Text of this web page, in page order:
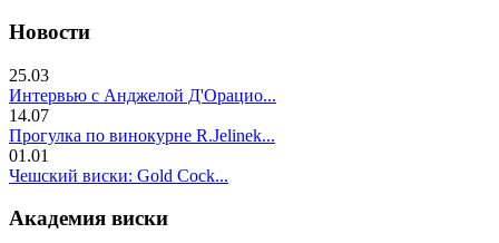
Новости
25.03
Интервью с Анджелой Д'Орацио...
14.07
Прогулка по винокурне R.Jelinek...
01.01
Чешский виски: Gold Cock...
Академия виски